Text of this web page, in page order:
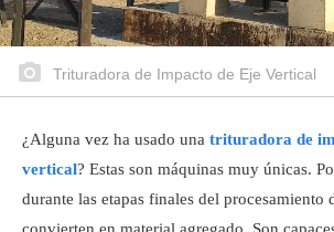
Trituradora de Impacto de Eje Vertical
¿Alguna vez ha usado una trituradora de
vertical? Estas son máquinas muy únicas.
durante las etapas finales del procesamiento